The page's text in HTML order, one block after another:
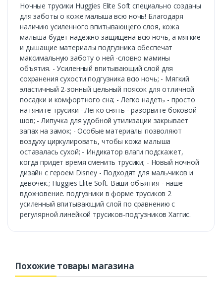
Ночные трусики Huggies Elite Soft специально созданы
для заботы о коже малыша всю ночь! Благодаря
наличию усиленного впитывающего слоя, кожа
малыша будет надежно защищена всю ночь, а мягкие
и дышащие материалы подгузника обеспечат
максимальную заботу о ней -словно мамины
объятия. - Усиленный впитывающий слой для
сохранения сухости подгузника всю ночь; - Мягкий
эластичный 2-зонный цельный поясок для отличной
посадки и комфортного сна; - Легко надеть - просто
натяните трусики - Легко снять - разорвите боковой
шов; - Липучка для удобной утилизации закрывает
запах на замок; - Особые материалы позволяют
воздуху циркулировать, чтобы кожа малыша
оставалась сухой; - Индикатор влаги подскажет,
когда придет время сменить трусики; - Новый ночной
дизайн с героем Disney - Подходят для мальчиков и
девочек.; Huggies Elite Soft. Ваши объятия - наше
вдохновение. подгузники в форме трусиков 2
усиленный впитывающий слой по сравнению с
регулярной линейкой трусиков-подгузников Хаггис.
Похожие товары магазина